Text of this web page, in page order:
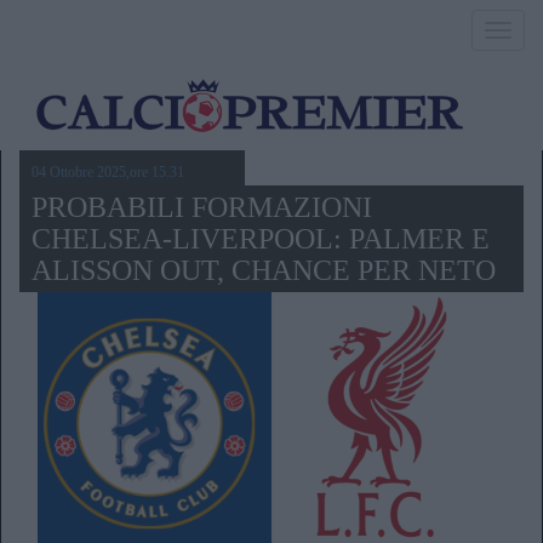
04 Ottobre 2025,ore 15.31
PROBABILI FORMAZIONI
CHELSEA-LIVERPOOL: PALMER E
ALISSON OUT, CHANCE PER NETO